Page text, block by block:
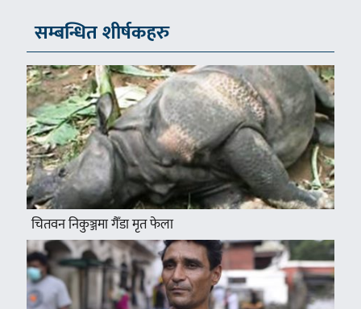
सम्बन्धित शीर्षकहरु
चितवन निकुञ्जमा गैँडा मृत फेला